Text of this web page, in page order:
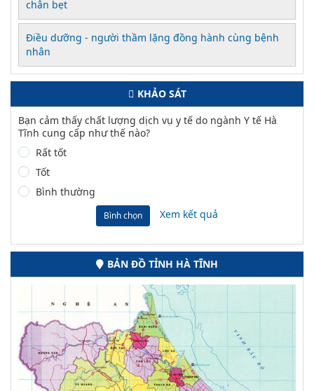
chân bẹt
Điều dưỡng - người thầm lặng đồng hành cùng bệnh
nhân
KHẢO SÁT
Bạn cảm thấy chất lượng dịch vụ y tế do ngành Y tế Hà
Tĩnh cung cấp như thế nào?
Rất tốt
Tốt
Bình thường
Bình chọn Xem kết quả
BẢN ĐỒ TỈNH HÀ TĨNH